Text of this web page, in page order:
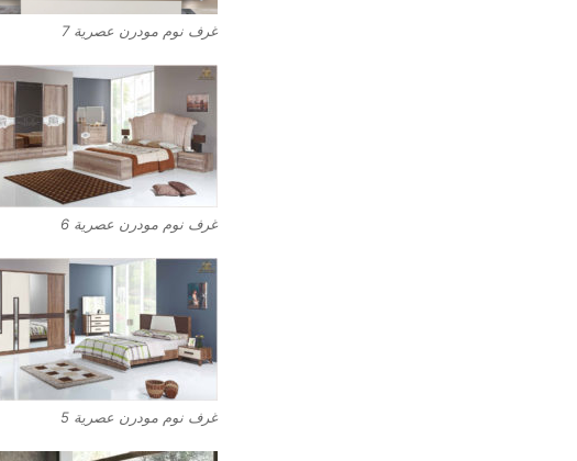
غرف نوم مودرن عصرية 7
غرف نوم مودرن عصرية 6
غرف نوم مودرن عصرية 5